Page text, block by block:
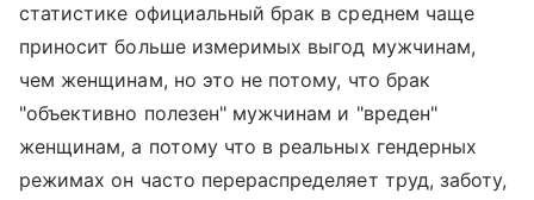
статистике официальный брак в среднем чаще
приносит больше измеримых выгод мужчинам,
чем женщинам, но это не потому, что брак
"объективно полезен" мужчинам и "вреден"
женщинам, а потому что в реальных гендерных
режимах он часто перераспределяет труд, заботу,